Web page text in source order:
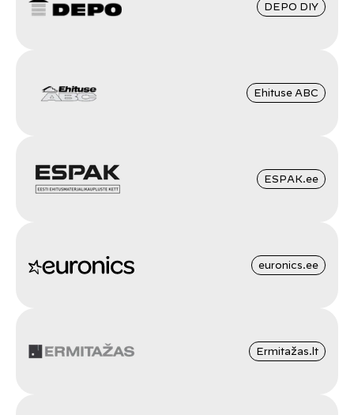
DEPO DIY
Ehituse ABC
ESPAK.ee
euronics.ee
Ermitažas.lt